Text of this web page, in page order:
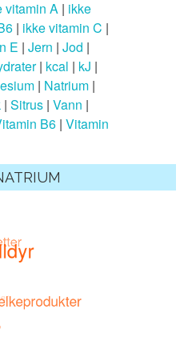
vitamin A | ikke
| ikke vitamin C |
E | Jern | Jod |
| kcal | kJ |
| Natrium |
| Sitrus | Vann |
B6 | Vitamin